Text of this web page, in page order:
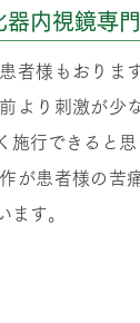
器内視鏡専
者様もおりま
より刺激が少
施行できると思
が患者様の苦
ます。